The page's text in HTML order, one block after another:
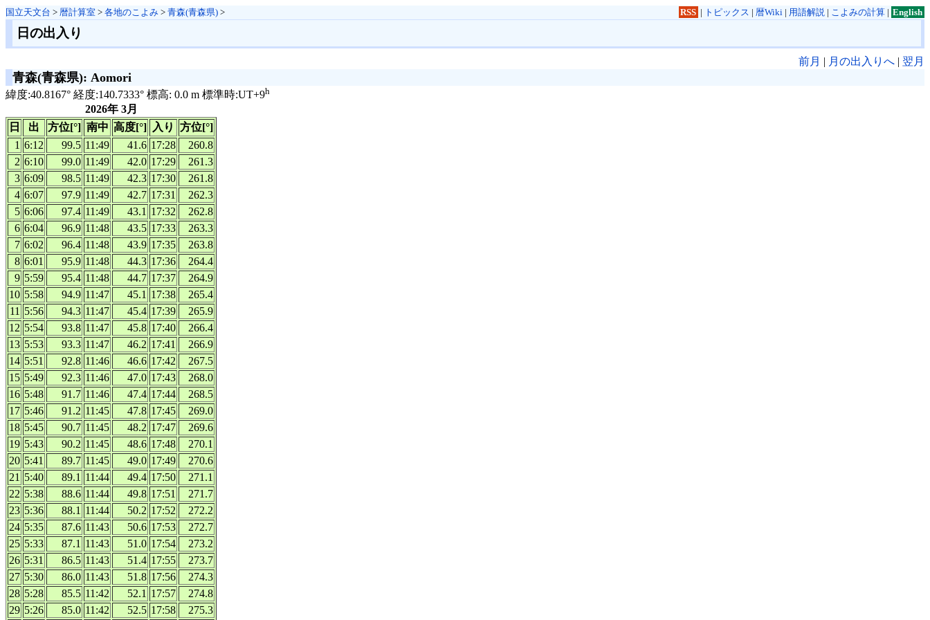
国立天文台 > 暦計算室 > 各地のこよみ > 青森(青森県) > RSS | トピックス | 暦Wiki| 用語解説| こよみの計算| English
日の出入り
前月 | 月の出入りへ | 翌月
青森(青森県): Aomori
緯度:40.8167° 経度:140.7333° 標高: 0.0 m 標準時:UT+9h
2026年 3月
日
出 方位[°] 南中 高度[°] 入り
方位[°]
1 6:12 99.5 11:49 41.6 17:28
260.8
2 6:10 99.0 11:49 42.0 17:29
261.3
3 6:09 98.5 11:49 42.3 17:30
261.8
4 6:07 97.9 11:49 42.7 17:31
262.3
5 6:06 97.4 11:49 43.1 17:32
262.8
6 6:04 96.9 11:48 43.5 17:33
263.3
7 6:02 96.4 11:48 43.9 17:35
263.8
8 6:01 95.9 11:48 44.3 17:36
264.4
9 5:59 95.4 11:48 44.7 17:37
264.9
10 5:58 94.9 11:47 45.1 17:38
265.4
11 5:56 94.3 11:47 45.4 17:39
265.9
12 5:54 93.8 11:47 45.8 17:40
266.4
13 5:53 93.3 11:47 46.2 17:41
266.9
14 5:51 92.8 11:46 46.6 17:42
267.5
15 5:49 92.3 11:46 47.0 17:43
268.0
16 5:48 91.7 11:46 47.4 17:44
268.5
17 5:46 91.2 11:45 47.8 17:45
269.0
18 5:45 90.7 11:45 48.2 17:47
269.6
19 5:43 90.2 11:45 48.6 17:48
270.1
20 5:41 89.7 11:45 49.0 17:49
270.6
21 5:40 89.1 11:44 49.4 17:50
271.1
22 5:38 88.6 11:44 49.8 17:51
271.7
23 5:36 88.1 11:44 50.2 17:52
272.2
24 5:35 87.6 11:43 50.6 17:53
272.7
25 5:33 87.1 11:43 51.0 17:54
273.2
26 5:31 86.5 11:43 51.4 17:55
273.7
27 5:30 86.0 11:43 51.8 17:56
274.3
28 5:28 85.5 11:42 52.1 17:57
274.8
29 5:26 85.0 11:42 52.5 17:58 275.3